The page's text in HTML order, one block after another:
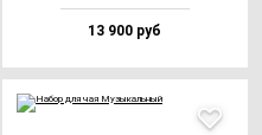
13 900 руб